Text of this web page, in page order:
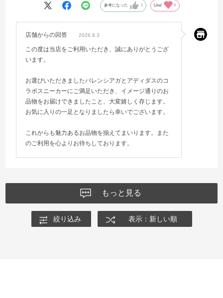
参考になった 1 Like! 0
店舗からの回答 2026.8.3
この度は当店をご利用いただき、誠にありがとうござ
います。
お選びいただきましたバレンシアガとアディダスのコ
ラボスニーカーにご満足いただき、イメージ通りのお
品物をお届けできましたこと、大変嬉しく存じます。
お気に入りの一足となりましたら幸いでございます。
これからも魅力あるお品物を揃えてまいります。また
のご利用を心よりお待ちしております。
もっと見る
絞り込み 表示：新しい順